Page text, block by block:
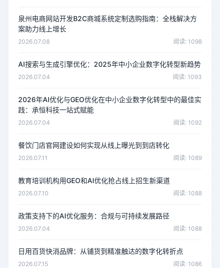
泉州电商网站开发B2C商城系统定制选购指南：全栈解决方
案助力线上增长
2026.07.08 阅读: 1098
AI搜索与生成引擎优化：2025年中小企业数字化转型新趋势
2026.07.04 阅读: 1093
2026年AI优化与GEO优化在中小企业数字化转型中的最佳实
践：承恒科技一站式赋能
2026.07.04 阅读: 1092
餐饮门店官网建设如何实现从线上曝光到到店转化
2026.07.11 阅读: 1089
教育培训机构用GEO和AI优化抢占线上招生新渠道
2026.07.10 阅读: 1088
政策支持下的AI优化服务：合规与可持续发展路径
2026.07.04 阅读: 1088
日用百货快消品牌：从铺货到精准触达的数字化转折点
2026.07.15 阅读: 1086